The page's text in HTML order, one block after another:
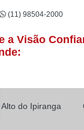
(11) 98504-2000
a Visão
Alto do Ipiranga